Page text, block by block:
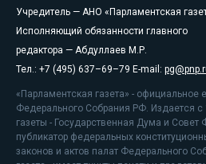
Учредитель — АНО «Парламентская
Исполняющий обязанности главного
редактора — Абдуллаев М.Р.
Тел.: +7 (495) 637–69–79 E-mail:
«Парламентская газета» -
Федерального Собрания РФ. Издается с
газеты - Государственная Дума и
публикатор федеральных
законов и актов палат Федерального